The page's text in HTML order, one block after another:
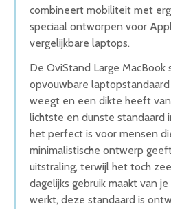
combineert mobiliteit met
speciaal ontworpen voor
vergelijkbare laptops.
De OviStand Large MacBook
opvouwbare laptopstandaard
weegt en een dikte heeft
lichtste en dunste standaard
het perfect is voor mensen
minimalistische ontwerp
uitstraling, terwijl het toch
dagelijks gebruik maakt van
werkt, deze standaard is